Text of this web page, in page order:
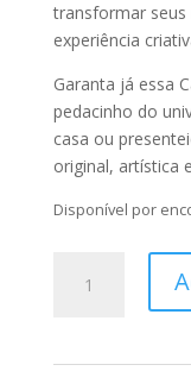
transformar
experiência
Garanta já essa
pedacinho do
casa ou
original, artística
Disponível por